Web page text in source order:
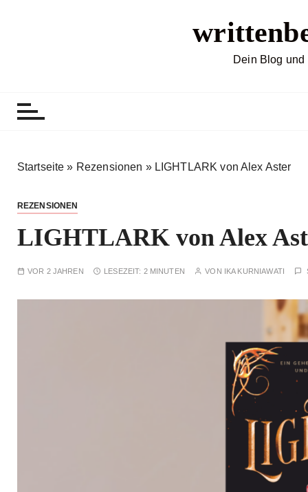
Dein Blog und
Startseite » Rezensionen » LIGHTLARK von Alex Aster
REZENSIONEN
LIGHTLARK von Alex
VOR 2 JAHREN LESEZEIT: 2 MINUTEN VON IKA KURNIAWATI